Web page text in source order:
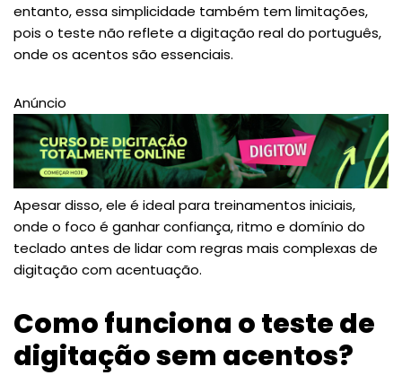
entanto, essa simplicidade também tem limitações,
pois o teste não reflete a digitação real do português,
onde os acentos são essenciais.
Anúncio
Apesar disso, ele é ideal para treinamentos iniciais,
onde o foco é ganhar confiança, ritmo e domínio do
teclado antes de lidar com regras mais complexas de
digitação com acentuação.
Como funciona o teste de
digitação sem acentos?